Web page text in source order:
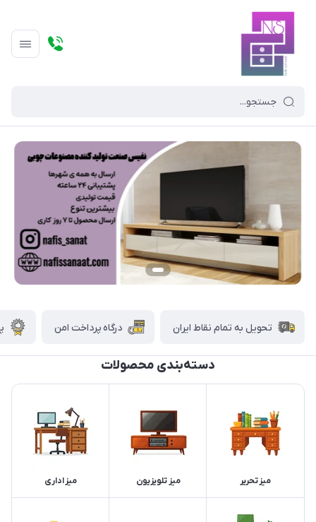
تحویل به تمام نقاط ایران درگاه پرداخت امن
دسته‌بندی محصولات
میز تحریر میز تلویزیون میز اداری